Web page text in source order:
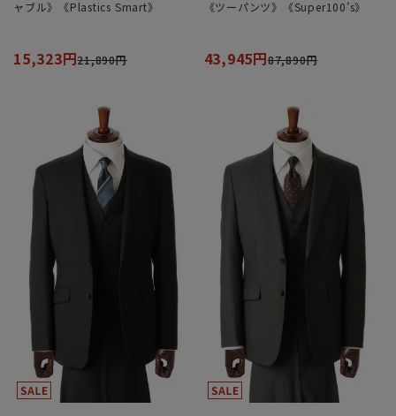
ャブル》《Plastics Smart》
15,323円21,890円
《ツーパンツ》《Super100’s》
43,945円87,890円